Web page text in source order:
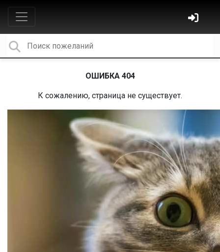
ОШИБКА 404
К сожалению, страница не существует.